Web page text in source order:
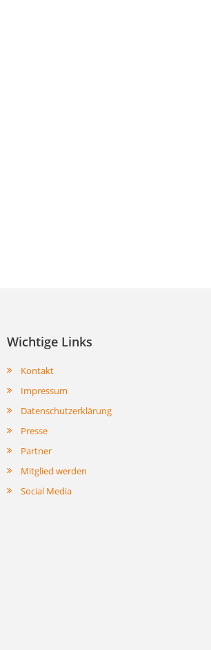
Wichtige Links
Kontakt
Impressum
Datenschutzerklärung
Presse
Partner
Mitglied werden
Social Media